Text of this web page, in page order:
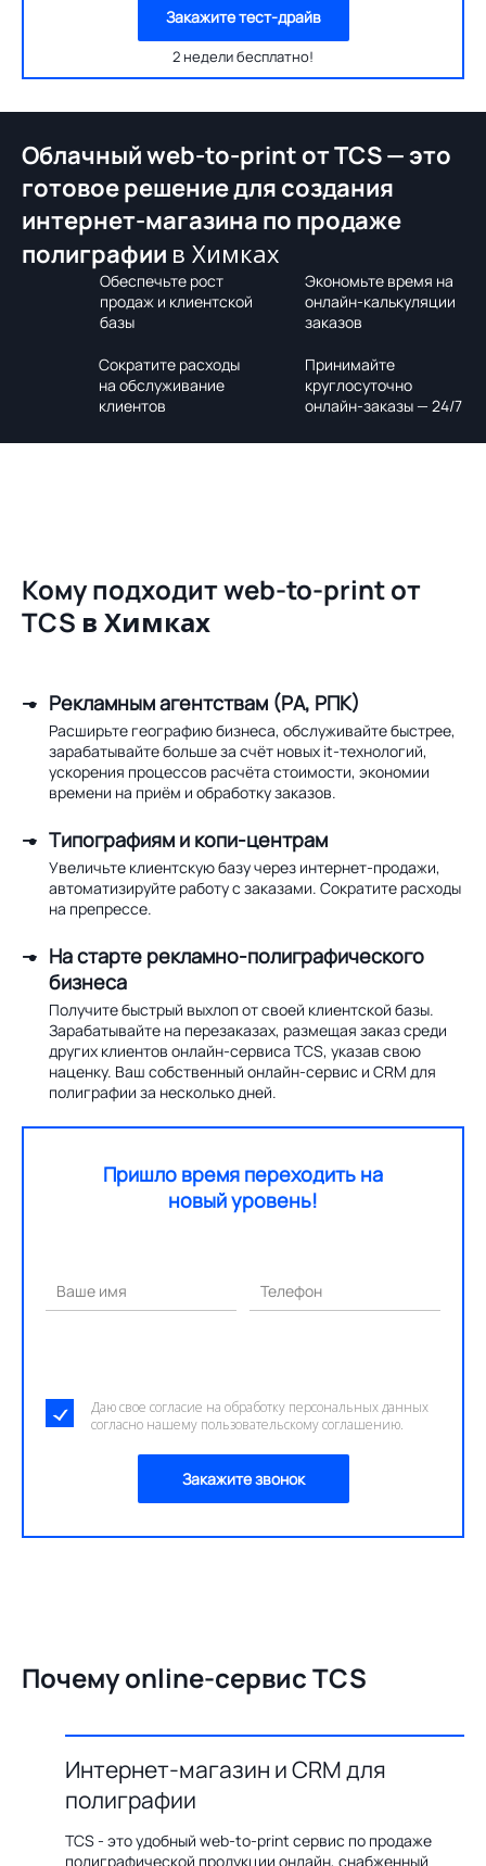
Закажите тест-драйв
2 недели бесплатно!
Облачный web-to-print от TCS — это
готовое решение для создания
интернет-магазина по продаже
полиграфии в Химках
Обеспечьте рост
продаж и клиентской
базы
Экономьте время на
онлайн-калькуляции
заказов
Сократите расходы
на обслуживание
клиентов
Принимайте
круглосуточно
онлайн-заказы — 24/7
Кому подходит web-to-print от
TCS в Химках
Рекламным агентствам (РА, РПК)
Расширьте географию бизнеса, обслуживайте быстрее,
зарабатывайте больше за счёт новых it-технологий,
ускорения процессов расчёта стоимости, экономии
времени на приём и обработку заказов.
Типографиям и копи-центрам
Увеличьте клиентскую базу через интернет-продажи,
автоматизируйте работу с заказами. Сократите расходы
на препрессе.
На старте рекламно-полиграфического
бизнеса
Получите быстрый выхлоп от своей клиентской базы.
Зарабатывайте на перезаказах, размещая заказ среди
других клиентов онлайн-сервиса TCS, указав свою
наценку. Ваш собственный онлайн-сервис и CRM для
полиграфии за несколько дней.
Пришло время переходить на
новый уровень!
Ваше имя Телефон
Даю свое согласие на обработку персональных данных
согласно нашему пользовательскому соглашению.
Закажите звонок
Почему online-сервис TCS
Интернет-магазин и CRM для
полиграфии
TCS - это удобный web-to-print сервис по продаже
полиграфической продукции онлайн, снабженный